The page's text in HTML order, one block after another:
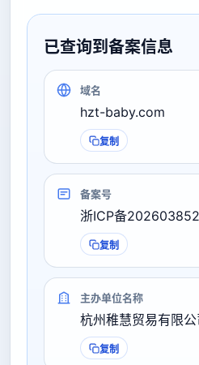
已查询到备案信息
域名
hzt-baby.com
复制
备案号
浙ICP备
复制
主办单位名称
杭州稚慧贸易有限公
复制